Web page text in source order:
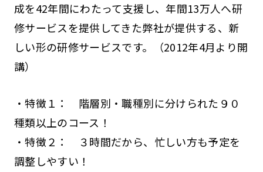
成を42年間にわたって支援し、年間13万人へ研
修サービスを提供してきた弊社が提供する、新
しい形の研修サービスです。（2012年4月より開
講）
・特徴１： 階層別・職種別に分けられた９０
種類以上のコース！
・特徴２： ３時間だから、忙しい方も予定を
調整しやすい！